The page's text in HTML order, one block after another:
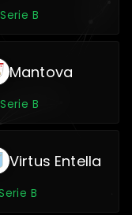
B
Mantova
B
Virtus Entella
B